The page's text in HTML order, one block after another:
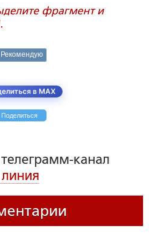
фрагмент и
Рекомендую
в MAX
Поделиться
канал